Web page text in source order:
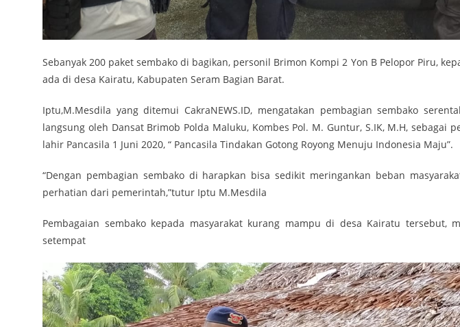
Sebanyak 200 paket sembako di bagikan, personil Brimon Kompi 2 Yon B Pelopor Piru,
ada di desa Kairatu, Kabupaten Seram Bagian Barat.
Iptu,M.Mesdila yang ditemui CakraNEWS.ID, mengatakan pembagian sembako
langsung oleh Dansat Brimob Polda Maluku, Kombes Pol. M. Guntur, S.IK, M.H, sebagai
lahir Pancasila 1 Juni 2020, “ Pancasila Tindakan Gotong Royong Menuju Indonesia Maju”.
“Dengan pembagian sembako di harapkan bisa sedikit meringankan beban
perhatian dari pemerintah,”tutur Iptu M.Mesdila
Pembagaian sembako kepada masyarakat kurang mampu di desa Kairatu tersebut,
setempat